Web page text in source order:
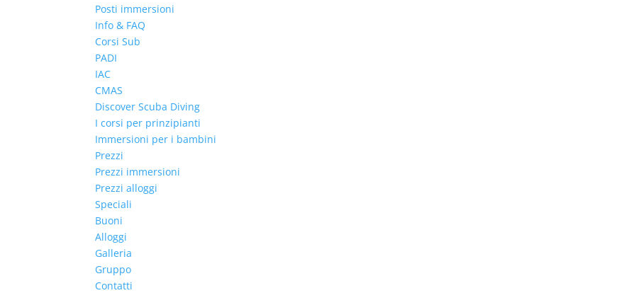
Posti immersioni
Info & FAQ
Corsi Sub
PADI
IAC
CMAS
Discover Scuba Diving
I corsi per prinzipianti
Immersioni per i bambini
Prezzi
Prezzi immersioni
Prezzi alloggi
Speciali
Buoni
Alloggi
Galleria
Gruppo
Contatti